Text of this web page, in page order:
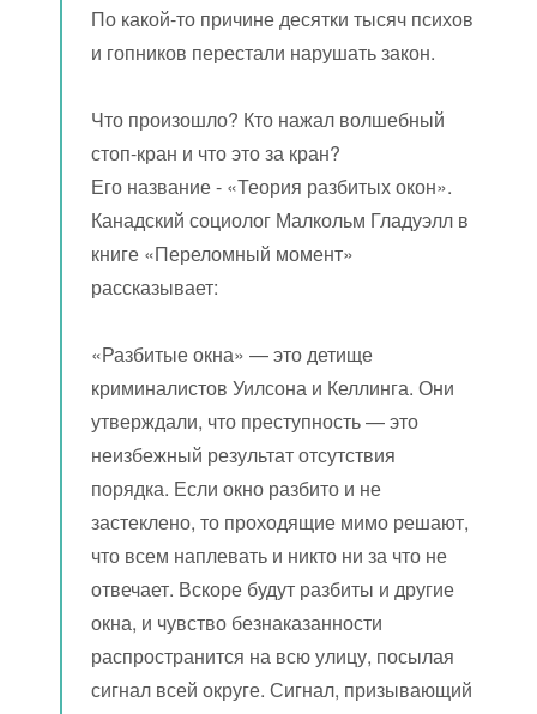
По какой-то причине десятки тысяч психов
и гопников перестали нарушать закон.
Что произошло? Кто нажал волшебный
стоп-кран и что это за кран?
Его название - «Теория разбитых окон».
Канадский социолог Малкольм Гладуэлл в
книге «Переломный момент»
рассказывает:
«Разбитые окна» — это детище
криминалистов Уилсона и Келлинга. Они
утверждали, что преступность — это
неизбежный результат отсутствия
порядка. Если окно разбито и не
застеклено, то проходящие мимо решают,
что всем наплевать и никто ни за что не
отвечает. Вскоре будут разбиты и другие
окна, и чувство безнаказанности
распространится на всю улицу, посылая
сигнал всей округе. Сигнал, призывающий